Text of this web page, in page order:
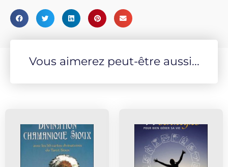
Vous aimerez peut-être aussi...